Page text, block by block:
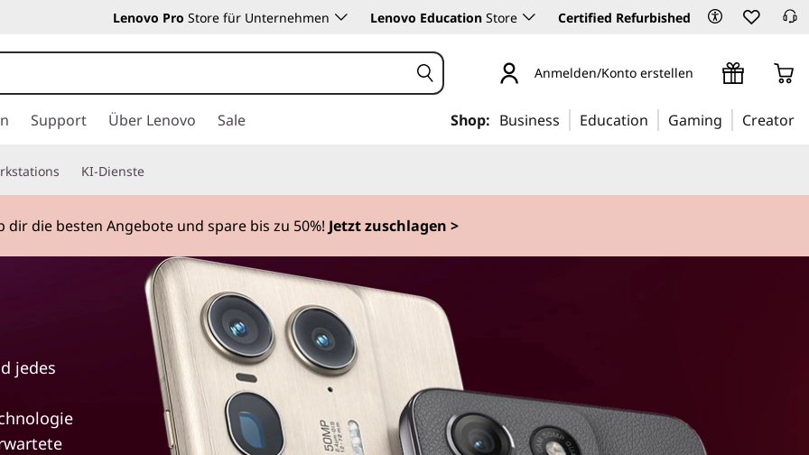
Lenovo Pro Store für Unternehmen Lenovo Education Store Certified Refurbished
Anmelden/Konto erstellen
Support Über Lenovo Sale Shop: Business Education Gaming Creator
KI-Dienste
dir die besten Angebote und spare bis zu 50%! Jetzt zuschlagen >
jedes